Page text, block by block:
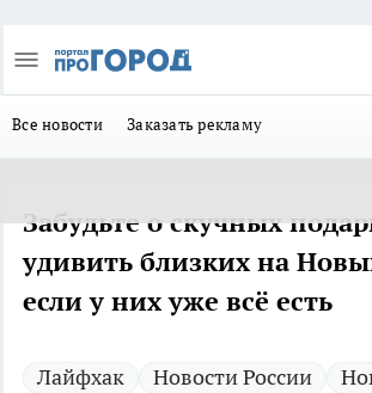
Все новости Заказать рекламу
Забудьте о скучных
удивить близких на
если у них уже всё есть
Лайфхак Новости России